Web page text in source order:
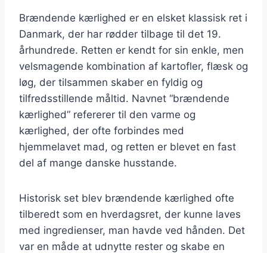
Brændende kærlighed er en elsket klassisk ret i
Danmark, der har rødder tilbage til det 19.
århundrede. Retten er kendt for sin enkle, men
velsmagende kombination af kartofler, flæsk og
løg, der tilsammen skaber en fyldig og
tilfredsstillende måltid. Navnet “brændende
kærlighed” refererer til den varme og
kærlighed, der ofte forbindes med
hjemmelavet mad, og retten er blevet en fast
del af mange danske husstande.
Historisk set blev brændende kærlighed ofte
tilberedt som en hverdagsret, der kunne laves
med ingredienser, man havde ved hånden. Det
var en måde at udnytte rester og skabe en